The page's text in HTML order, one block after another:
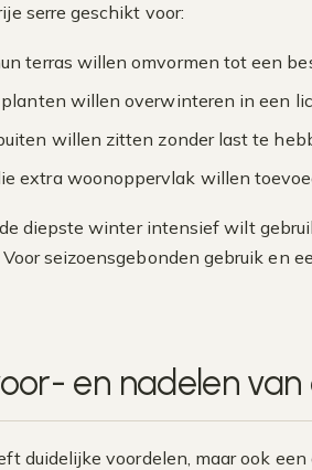
serre geschikt voor:
terras willen omvormen tot een
willen overwinteren in een
willen zitten zonder last te
extra woonoppervlak willen
diepste winter intensief wilt
seizoensgebonden gebruik en
en nadelen
duidelijke voordelen, maar ook